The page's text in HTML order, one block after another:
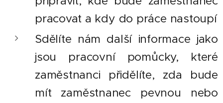
pracovat a kdy do práce nastoupí
Sdělíte nám další informace jako
jsou pracovní pomůcky, které
zaměstnanci přidělíte, zda bude
mít zaměstnanec pevnou nebo